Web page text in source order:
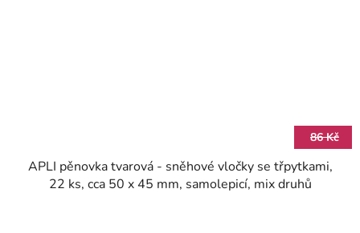
86 Kč
APLI pěnovka tvarová - sněhové vločky se třpytkami,
22 ks, cca 50 x 45 mm, samolepicí, mix druhů